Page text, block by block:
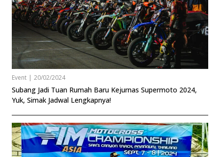
Event | 20/02/2024
Subang Jadi Tuan Rumah Baru Kejurnas Supermoto 2024,
Yuk, Simak Jadwal Lengkapnya!